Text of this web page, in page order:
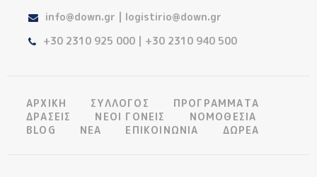
info@down.gr | logistirio@down.gr
+30 2310 925 000 | +30 2310 940 500
ΑΡΧΙΚΗ ΣΥΛΛΟΓΟΣ
ΠΡΟΓΡΑΜΜΑΤΑ
ΔΡΑΣΕΙΣ
ΝΕΟΙ ΓΟΝΕΙΣ
ΝΟΜΟΘΕΣΙΑ
BLOG
ΝΕΑ ΕΠΙΚΟΙΝΩΝΙΑ ΔΩΡΕΑ